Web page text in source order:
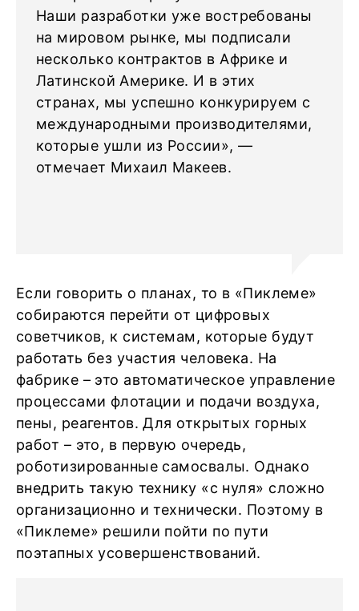
Наши разработки уже востребованы
на мировом рынке, мы подписали
несколько контрактов в Африке и
Латинской Америке. И в этих
странах, мы успешно конкурируем с
международными производителями,
которые ушли из России», —
отмечает Михаил Макеев.
Если говорить о планах, то в «Пиклеме»
собираются перейти от цифровых
советчиков, к системам, которые будут
работать без участия человека. На
фабрике – это автоматическое управление
процессами флотации и подачи воздуха,
пены, реагентов. Для открытых горных
работ – это, в первую очередь,
роботизированные самосвалы. Однако
внедрить такую технику «с нуля» сложно
организационно и технически. Поэтому в
«Пиклеме» решили пойти по пути
поэтапных усовершенствований.